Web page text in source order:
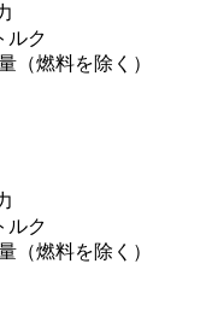
ルク
（燃料を除く）
ルク
（燃料を除く）